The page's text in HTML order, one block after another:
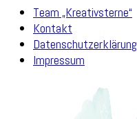
Team „Kreativsterne“
Kontakt
Datenschutzerklärung
Impressum